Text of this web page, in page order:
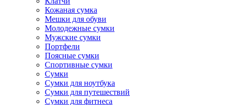
Кожаная сумка
Мешки для обуви
Молодежные сумки
Мужские сумки
Портфели
Поясные сумки
Спортивные сумки
Сумки
Сумки для ноутбука
Сумки для путешествий
Сумки для фитнеса